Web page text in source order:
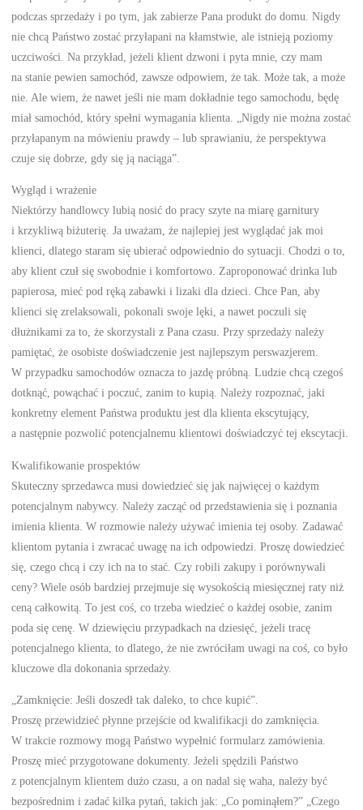
podczas sprzedaży i po tym, jak zabierze Pana produkt do domu. Nigdy
nie chcą Państwo zostać przyłapani na kłamstwie, ale istnieją poziomy
uczciwości. Na przykład, jeżeli klient dzwoni i pyta mnie, czy mam
na stanie pewien samochód, zawsze odpowiem, że tak. Może tak, a może
nie. Ale wiem, że nawet jeśli nie mam dokładnie tego samochodu, będę
miał samochód, który spełni wymagania klienta. „Nigdy nie można zostać
przyłapanym na mówieniu prawdy – lub sprawianiu, że perspektywa
czuje się dobrze, gdy się ją naciąga”.
Wygląd i wrażenie
Niektórzy handlowcy lubią nosić do pracy szyte na miarę garnitury
i krzykliwą biżuterię. Ja uważam, że najlepiej jest wyglądać jak moi
klienci, dlatego staram się ubierać odpowiednio do sytuacji. Chodzi o to,
aby klient czuł się swobodnie i komfortowo. Zaproponować drinka lub
papierosa, mieć pod ręką zabawki i lizaki dla dzieci. Chce Pan, aby
klienci się zrelaksowali, pokonali swoje lęki, a nawet poczuli się
dłużnikami za to, że skorzystali z Pana czasu. Przy sprzedaży należy
pamiętać, że osobiste doświadczenie jest najlepszym perswazjerem.
W przypadku samochodów oznacza to jazdę próbną. Ludzie chcą czegoś
dotknąć, powąchać i poczuć, zanim to kupią. Należy rozpoznać, jaki
konkretny element Państwa produktu jest dla klienta ekscytujący,
a następnie pozwolić potencjalnemu klientowi doświadczyć tej ekscytacji.
Kwalifikowanie prospektów
Skuteczny sprzedawca musi dowiedzieć się jak najwięcej o każdym
potencjalnym nabywcy. Należy zacząć od przedstawienia się i poznania
imienia klienta. W rozmowie należy używać imienia tej osoby. Zadawać
klientom pytania i zwracać uwagę na ich odpowiedzi. Proszę dowiedzieć
się, czego chcą i czy ich na to stać. Czy robili zakupy i porównywali
ceny? Wiele osób bardziej przejmuje się wysokością miesięcznej raty niż
ceną całkowitą. To jest coś, co trzeba wiedzieć o każdej osobie, zanim
poda się cenę. W dziewięciu przypadkach na dziesięć, jeżeli tracę
potencjalnego klienta, to dlatego, że nie zwróciłam uwagi na coś, co było
kluczowe dla dokonania sprzedaży.
„Zamknięcie: Jeśli doszedł tak daleko, to chce kupić”.
Proszę przewidzieć płynne przejście od kwalifikacji do zamknięcia.
W trakcie rozmowy mogą Państwo wypełnić formularz zamówienia.
Proszę mieć przygotowane dokumenty. Jeżeli spędzili Państwo
z potencjalnym klientem dużo czasu, a on nadal się waha, należy być
bezpośrednim i zadać kilka pytań, takich jak: „Co pominąłem?” „Czego